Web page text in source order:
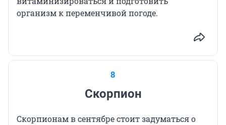
организм к переменчивой погоде.
8
Скорпион
Скорпионам в сентябре стоит задуматься о